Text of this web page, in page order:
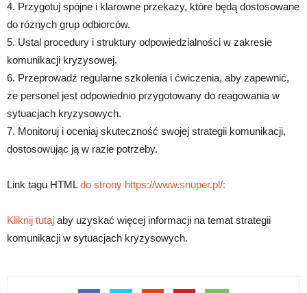
4. Przygotuj spójne i klarowne przekazy, które będą dostosowane
do różnych grup odbiorców.
5. Ustal procedury i struktury odpowiedzialności w zakresie
komunikacji kryzysowej.
6. Przeprowadź regularne szkolenia i ćwiczenia, aby zapewnić,
że personel jest odpowiednio przygotowany do reagowania w
sytuacjach kryzysowych.
7. Monitoruj i oceniaj skuteczność swojej strategii komunikacji,
dostosowując ją w razie potrzeby.
Link tagu HTMLdo strony https://www.snuper.pl/:
Kliknij tutaj aby uzyskać więcej informacji na temat strategii
komunikacji w sytuacjach kryzysowych.